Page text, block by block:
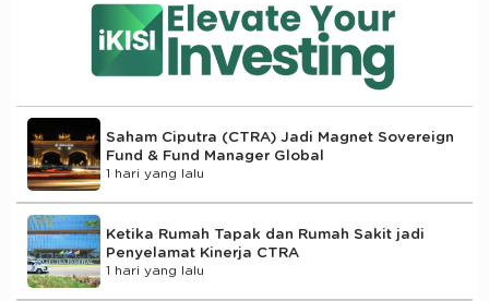
Saham Ciputra (CTRA) Jadi Magnet Sovereign
Fund & Fund Manager Global
1 hari yang lalu
Ketika Rumah Tapak dan Rumah Sakit jadi
Penyelamat Kinerja CTRA
1 hari yang lalu